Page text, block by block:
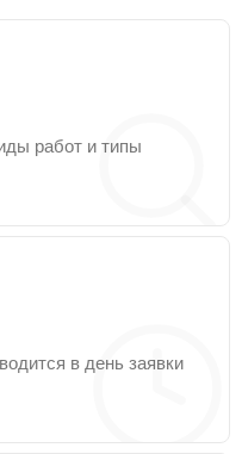
работ и типы
в день заявки